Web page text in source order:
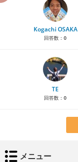
Kogachi OSAKA
回答数： 0
TE
回答数： 0
メニュー